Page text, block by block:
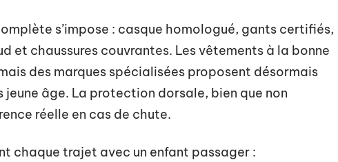
s’impose : casque homologué, gants certifiés,
et chaussures couvrantes. Les vêtements à la bonne
des marques spécialisées proposent désormais
jeune âge. La protection dorsale, bien que non
réelle en cas de chute.
chaque trajet avec un enfant passager :